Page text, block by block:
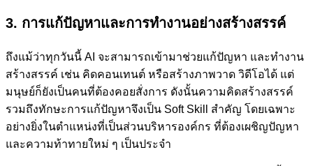
3. การแก้ปัญหาและการทำงานอย่างสร้างสรรค์
ถึงแม้ว่าทุกวันนี้ AI จะสามารถเข้ามาช่วยแก้ปัญหา และทำงาน
สร้างสรรค์ เช่น คิดคอนเทนต์ หรือสร้างภาพวาด วิดีโอได้ แต่
มนุษย์ก็ยังเป็นคนที่ต้องคอยสั่งการ ดังนั้นความคิดสร้างสรรค์
รวมถึงทักษะการแก้ปัญหาจึงเป็น Soft Skill สำคัญ โดยเฉพาะ
อย่างยิ่งในตำแหน่งที่เป็นส่วนบริหารองค์กร ที่ต้องเผชิญปัญหา
และความท้าทายใหม่ ๆ เป็นประจำ